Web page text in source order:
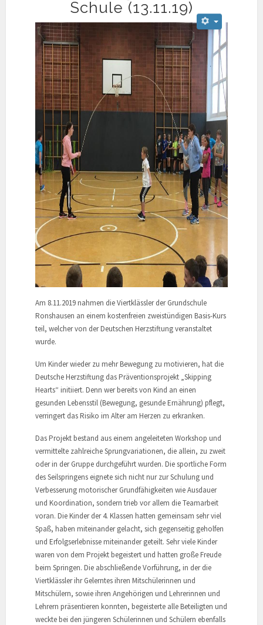
Schule (13.11.19)
Am 8.11.2019 nahmen die Viertklässler der Grundschule
Ronshausen an einem kostenfreien zweistündigen Basis-Kurs
teil, welcher von der Deutschen Herzstiftung veranstaltet
wurde.
Um Kinder wieder zu mehr Bewegung zu motivieren, hat die
Deutsche Herzstiftung das Präventionsprojekt „Skipping
Hearts“ initiiert. Denn wer bereits von Kind an einen
gesunden Lebensstil (Bewegung, gesunde Ernährung) pflegt,
verringert das Risiko im Alter am Herzen zu erkranken.
Das Projekt bestand aus einem angeleiteten Workshop und
vermittelte zahlreiche Sprungvariationen, die allein, zu zweit
oder in der Gruppe durchgeführt wurden. Die sportliche Form
des Seilspringens eignete sich nicht nur zur Schulung und
Verbesserung motorischer Grundfähigkeiten wie Ausdauer
und Koordination, sondern trieb vor allem die Teamarbeit
voran. Die Kinder der 4. Klassen hatten gemeinsam sehr viel
Spaß, haben miteinander gelacht, sich gegenseitig geholfen
und Erfolgserlebnisse miteinander geteilt. Sehr viele Kinder
waren von dem Projekt begeistert und hatten große Freude
beim Springen. Die abschließende Vorführung, in der die
Viertklässler ihr Gelerntes ihren Mitschülerinnen und
Mitschülern, sowie ihren Angehörigen und Lehrerinnen und
Lehrern präsentieren konnten, begeisterte alle Beteiligten und
weckte bei den jüngeren Schülerinnen und Schülern ebenfalls